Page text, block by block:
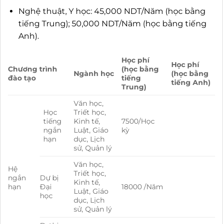
Nghệ thuật, Y học: 45,000 NDT/Năm (học bằng
tiếng Trung); 50,000 NDT/Năm (học bằng tiếng
Anh).
Chương trình
đào tạo
Ngành học
Học phí
(học bằng
tiếng
Trung)
Học phí
(học bằng
tiếng Anh)
Hệ
ngắn
hạn
Học
tiếng
ngắn
hạn
Văn học,
Triết học,
Kinh tế,
Luật, Giáo
dục, Lịch
sử, Quản lý
7500/Học
kỳ
Dự bị
Đại
học
Văn học,
Triết học,
Kinh tế,
Luật, Giáo
dục, Lịch
sử, Quản lý
18000 /Năm